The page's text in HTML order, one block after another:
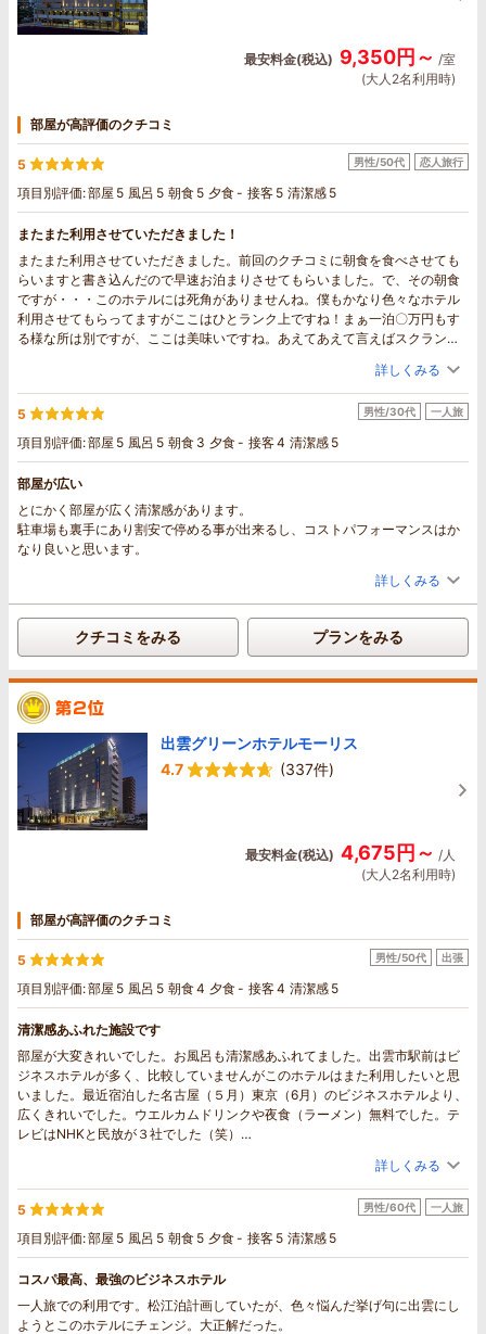
最安料金(税込) 9,350円～ /室
(大人2名利用時)
部屋が高評価のクチコミ
5
項目別評価:部屋 5 風呂 5 朝食 5 夕食- 接客 5 清潔感 5
男性/50代 恋人旅行
またまた利用させていただきました！
またまた利用させていただきました。前回のクチコミに朝食を食べさせても
らいますと書き込んだので早速お泊まりさせてもらいました。で、その朝食
ですが・・・このホテルには死角がありませんね。僕もかなり色々なホテル
利用させてもらってますがここはひとランク上ですね！まぁ一泊〇万円もす
る様な所は別ですが、ここは美味いですね。あえてあえて言えばスクランブ
も美味しかったし、パートナーさんも美味しいってガッツリ食べてました。
美味しいって言えばホテル周辺の飲食店ですが、都会に比べれば少ないので
すが、良いお店は沢山あります。いろはにほへとって居酒屋さんはメニュー
も豊富で美味しかったですよ。顔を覚えられてしまいました。おすすめで
す！最後に一言、男風呂脱衣場のエアコン早く直して下さいね(笑)
また利用させていただきますのでその際はよろしくお願いします。
詳しくみる
5
項目別評価:部屋 5 風呂 5 朝食 3 夕食- 接客4 清潔感 5
男性/30代 一人旅
部屋が広い
とにかく部屋が広く清潔感があります。
駐車場も裏手にあり割安で停める事が出来るし、コストパフォーマンスはか
なり良いと思います。
詳しくみる
クチコミをみる プランをみる
出雲グリーンホテルモーリス
4.7
(337件)
最安料金(税込) 4,675円～ /人
(大人2名利用時)
部屋が高評価のクチコミ
5
項目別評価:部屋 5 風呂 5 朝食4 夕食- 接客4 清潔感 5
男性/50代 出張
清潔感あふれた施設です
部屋が大変きれいでした。お風呂も清潔感あふれてました。出雲市駅前はビ
ジネスホテルが多く、比較していませんがこのホテルはまた利用したいと思
いました。最近宿泊した名古屋（５月）東京（6月）のビジネスホテルより、
広くきれいでした。ウエルカムドリンクや夜食（ラーメン）無料でした。テ
レビはNHKと民放が３社でした（笑）
詳しくみる
5
項目別評価:部屋 5 風呂 5 朝食 5 夕食- 接客 5 清潔感 5
男性/60代 一人旅
コスパ最高、最強のビジネスホテル
一人旅での利用です。松江泊計画していたが、色々悩んだ挙げ句に出雲にし
ようとこのホテルにチェンジ。大正解だった。